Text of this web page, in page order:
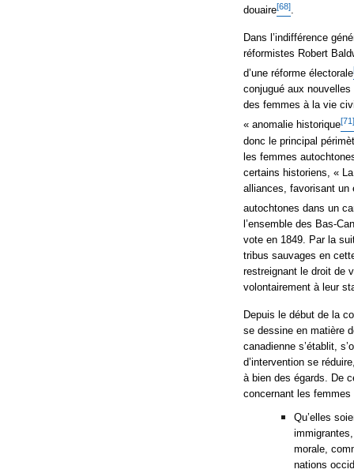
douaire[68].
Dans l’indifférence
réformistes Robert
d’une réforme électorale
conjugué aux
des femmes à la vie
« anomalie historique[71]
donc le principal
les femmes
certains historiens, «
alliances, favorisant un
autochtones dans un
l’ensemble des Bas-
vote en 1849. Par la
tribus sauvages en
restreignant le droit de
volontairement à leur
Depuis le début de la
se dessine en matière
canadienne s’établit,
d’intervention se
à bien des égards. De
concernant les femmes
Qu’elles
morale,
nations